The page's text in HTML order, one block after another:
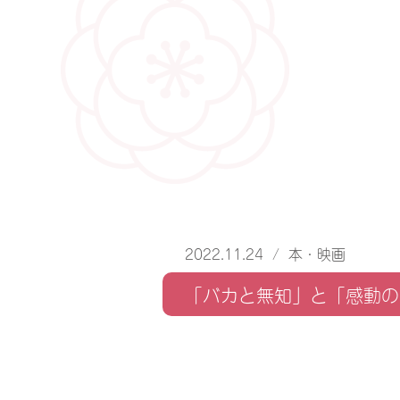
2022.11.24 / 本・映画
「バカと無知」と「感動